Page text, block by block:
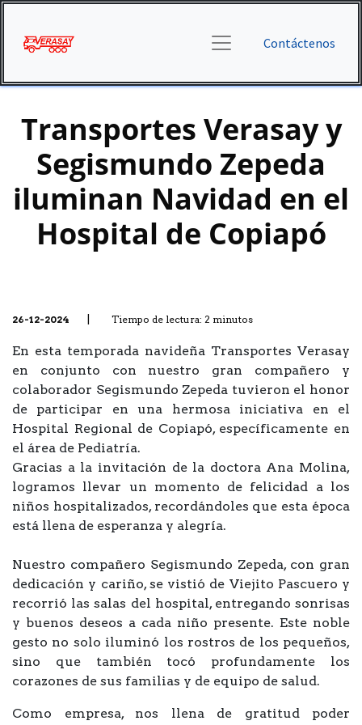
Contáctenos
Transportes Verasay y
Segismundo Zepeda
iluminan Navidad en el
Hospital de Copiapó
26-12-2024 Tiempo de lectura: 2 minutos
En esta temporada navideña Transportes Verasay
en conjunto con nuestro gran compañero y
colaborador Segismundo Zepeda tuvieron el honor
de participar en una hermosa iniciativa en el
Hospital Regional de Copiapó, específicamente en
el área de Pediatría.
Gracias a la invitación de la doctora Ana Molina,
logramos llevar un momento de felicidad a los
niños hospitalizados, recordándoles que esta época
está llena de esperanza y alegría.
Nuestro compañero Segismundo Zepeda, con gran
dedicación y cariño, se vistió de Viejito Pascuero y
recorrió las salas del hospital, entregando sonrisas
y buenos deseos a cada niño presente. Este noble
gesto no solo iluminó los rostros de los pequeños,
sino que también tocó profundamente los
corazones de sus familias y de equipo de salud.
Como empresa, nos llena de gratitud poder